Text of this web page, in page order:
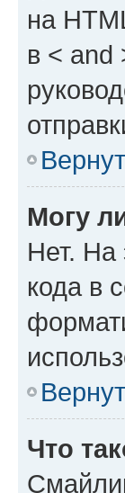
на
в < and
Могу
Нет. На
кода в
Что